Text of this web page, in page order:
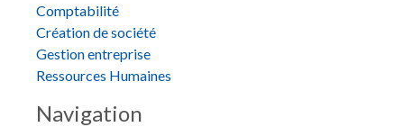
Comptabilité
Création de société
Gestion entreprise
Ressources Humaines
Navigation